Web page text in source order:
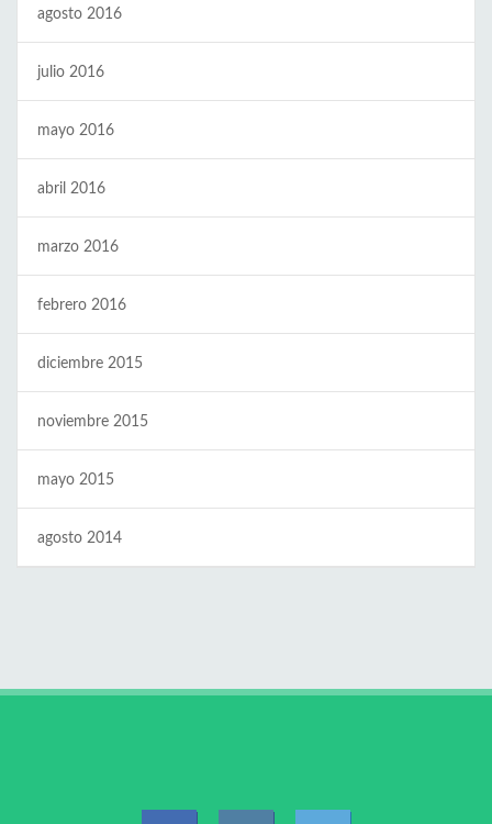
agosto 2016
julio 2016
mayo 2016
abril 2016
marzo 2016
febrero 2016
diciembre 2015
noviembre 2015
mayo 2015
agosto 2014